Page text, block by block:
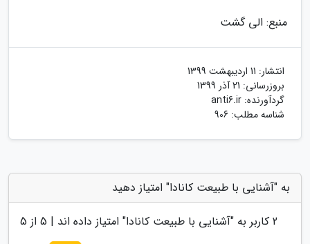
منبع: الی گشت
انتشار: 11 اردیبهشت 1399
بروزرسانی: 21 آذر 1399
گردآورنده: anti6.ir
شناسه مطلب: 906
به "آشنایی با طبیعت کانادا" امتیاز دهید
2 کاربر به "آشنایی با طبیعت کانادا" امتیاز داده اند | 5 از 5